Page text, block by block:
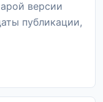
версии
публикации,